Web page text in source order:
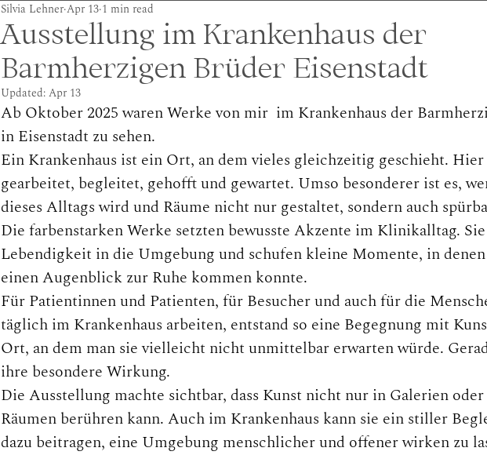
Ausstellung im Krankenhaus der
Barmherzigen Brüder Eisenstadt
Silvia LehnerApr 13 1 min read
Updated:Apr 13
Ab Oktober 2025 waren Werke von mir  im Krankenhaus der
in Eisenstadt zu sehen.
Ein Krankenhaus ist ein Ort, an dem vieles gleichzeitig geschieht.
gearbeitet, begleitet, gehofft und gewartet. Umso besonderer ist es,
dieses Alltags wird und Räume nicht nur gestaltet, sondern auch
Die farbenstarken Werke setzten bewusste Akzente im Klinikalltag.
Lebendigkeit in die Umgebung und schufen kleine Momente, in
einen Augenblick zur Ruhe kommen konnte.
Für Patientinnen und Patienten, für Besucher und auch für die
täglich im Krankenhaus arbeiten, entstand so eine Begegnung mit
Ort, an dem man sie vielleicht nicht unmittelbar erwarten würde.
ihre besondere Wirkung.
Die Ausstellung machte sichtbar, dass Kunst nicht nur in Galerien
Räumen berühren kann. Auch im Krankenhaus kann sie ein stiller
dazu beitragen, eine Umgebung menschlicher und offener wirken zu